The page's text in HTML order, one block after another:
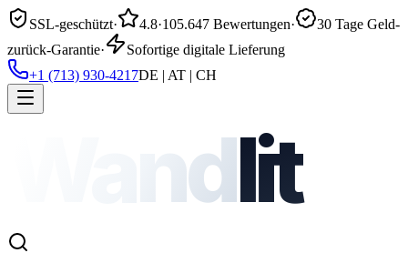
SSL-geschützt· 4.8·105.647 Bewertungen·
30 Tage Geld-
zurück-Garantie·
Sofortige digitale Lieferung
+1 (713) 930-4217DE | AT | CH
Wandlit